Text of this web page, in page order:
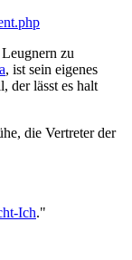
zu
, ist sein eigenes
der lässt es halt
die Vertreter der
Ich."